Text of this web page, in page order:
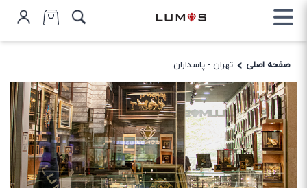
صفحه اصلی تهران - پاسداران